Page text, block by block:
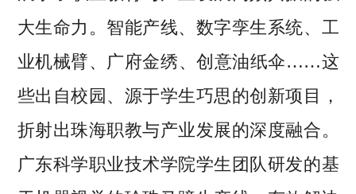
大生命力。智能产线、数字孪生系统、工
业机械臂、广府金绣、创意油纸伞……这
些出自校园、源于学生巧思的创新项目，
折射出珠海职教与产业发展的深度融合。
广东科学职业技术学院学生团队研发的基